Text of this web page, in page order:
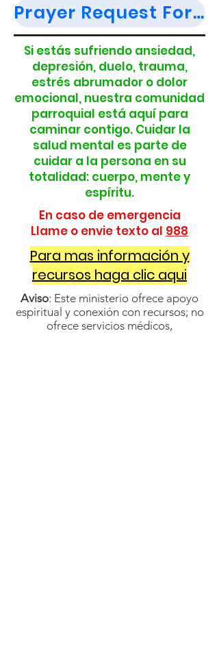
Prayer Request Form / Peticiónes de Oración (tap here)
Si estás sufriendo ansiedad,
depresión, duelo, trauma,
estrés abrumador o dolor
emocional, nuestra comunidad
parroquial está aquí para
caminar contigo. Cuidar la
salud mental es parte de
cuidar a la persona en su
totalidad: cuerpo, mente y
espíritu.
En caso de emergencia
Llame o envie texto al 988
Para mas información y
recursos haga clic aqui
Aviso: Este ministerio ofrece apoyo
espiritual y conexión con recursos; no
ofrece servicios médicos,